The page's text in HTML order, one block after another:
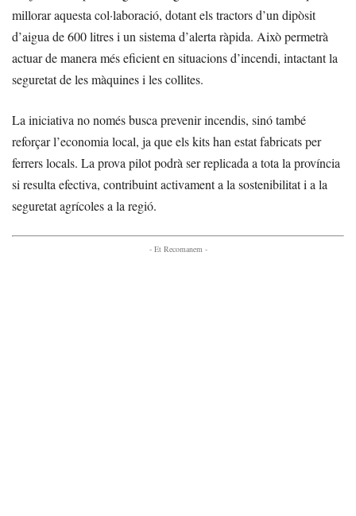
millorar aquesta col·laboració, dotant els tractors d’un dipòsit
d’aigua de 600 litres i un sistema d’alerta ràpida. Això permetrà
actuar de manera més eficient en situacions d’incendi, intactant la
seguretat de les màquines i les collites.
La iniciativa no només busca prevenir incendis, sinó també
reforçar l’economia local, ja que els kits han estat fabricats per
ferrers locals. La prova pilot podrà ser replicada a tota la província
si resulta efectiva, contribuint activament a la sostenibilitat i a la
seguretat agrícoles a la regió.
- Et Recomanem -